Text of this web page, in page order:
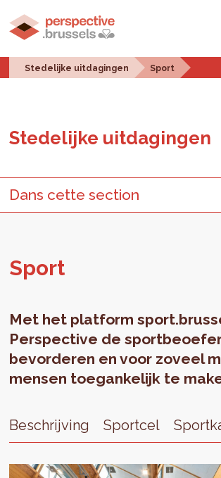
Stedelijke uitdagingen Sport
Ste­de­lij­ke uit­da­gin­gen
Dans cette section
Sport
Met het platform
Perspective de
bevorderen en voor zoveel
mensen toegankelijk te
Beschrijving Sportcel